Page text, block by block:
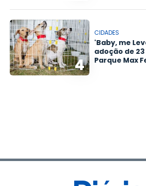
4
CIDADES
'Baby, me
adoção de
Parque Max